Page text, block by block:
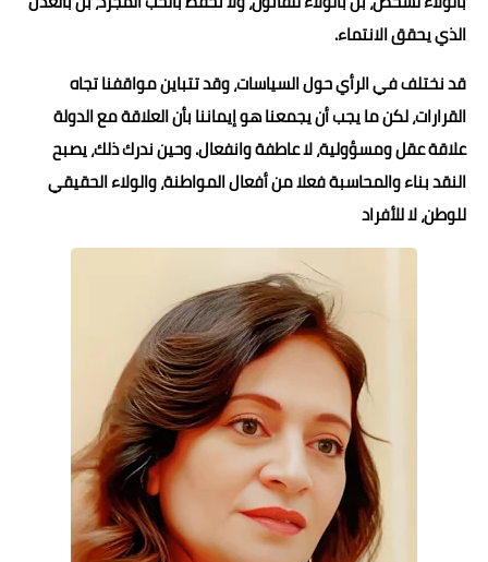
الذي يحقق الانتماء.
قد نختلف في الرأي حول السياسات، وقد تتباين مواقفنا تجاه
القرارات، لكن ما يجب أن يجمعنا هو إيماننا بأن العلاقة مع الدولة
علاقة عقل ومسؤولية، لا عاطفة وانفعال. وحين ندرك ذلك، يصبح
النقد بناء والمحاسبة فعلا من أفعال المواطنة، والولاء الحقيقي
للوطن، لا للأفراد